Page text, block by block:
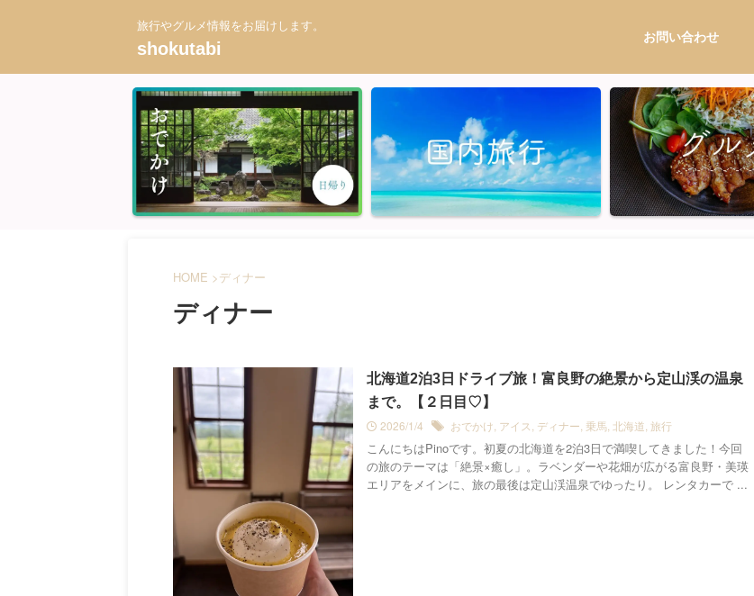
旅行やグルメ情報をお届けします。
shokutabi
お問い合わせ
HOME >ディナー
ディナー
北海道2泊3日ドライブ旅！富良野の絶景から定山渓の温泉
まで。【２日目♡】
2026/1/4
おでかけ, アイス, ディナー, 乗馬, 北海道, 旅行
こんにちはPinoです。初夏の北海道を2泊3日で満喫してきました！今回
の旅のテーマは「絶景×癒し」。ラベンダーや花畑が広がる富良野・美瑛
エリアをメインに、旅の最後は定山渓温泉でゆったり。 レンタカーで ...